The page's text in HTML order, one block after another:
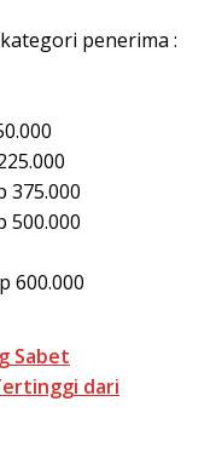
penerima :
375.000
500.000
600.000
Sabet
dari